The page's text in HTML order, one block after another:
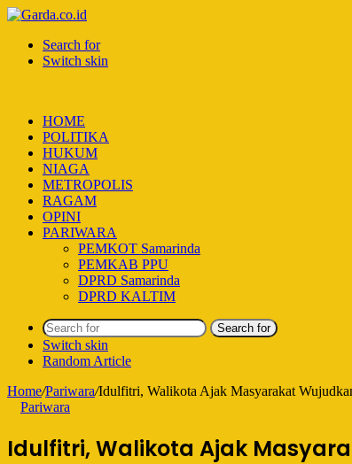
Search for
Switch skin
HOME
POLITIKA
HUKUM
NIAGA
METROPOLIS
RAGAM
OPINI
PARIWARA
PEMKOT Samarinda
PEMKAB PPU
DPRD Samarinda
DPRD KALTIM
Search for
Switch skin
Random Article
Home/Pariwara/Idulfitri, Walikota Ajak Masyarakat
Pariwara
Idulfitri, Walikota Ajak